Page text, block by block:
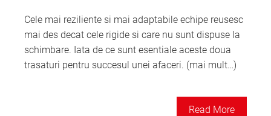
Cele mai reziliente si mai adaptabile echipe reusesc
mai des decat cele rigide si care nu sunt dispuse la
schimbare. Iata de ce sunt esentiale aceste doua
trasaturi pentru succesul unei afaceri. (mai mult…)
Read More